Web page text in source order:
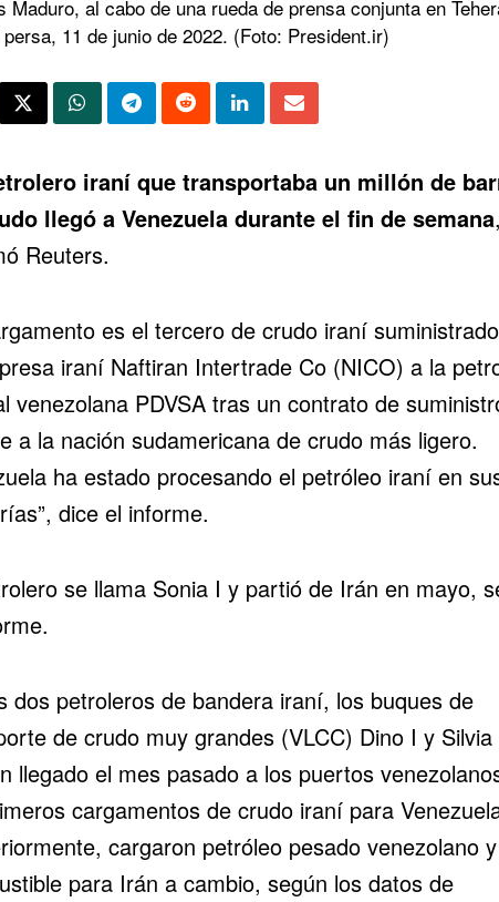
Maduro, al cabo de una rueda de prensa conjunta en
11 de junio de 2022. (Foto: President.ir)
iraníque transportaba un millón de
llegó a Venezueladurante el fin de semana,
Reuters.
es el tercero de crudo iraní
iraní Naftiran Intertrade Co (NICO) a la
venezolana PDVSAtras un contrato de
a la nación sudamericana de crudo más ligero.
ha estado procesando el petróleo iraní en
dice el informe.
se llama Sonia I y partió de Irán en mayo,
dos petroleros de bandera iraní, los buques de
de crudo muy grandes (VLCC) Dino I y Silvia
llegado el mes pasado a los puertos
cargamentos de crudo iranípara
cargaron petróleo pesado venezolano y
para Irán a cambio, según los datos de